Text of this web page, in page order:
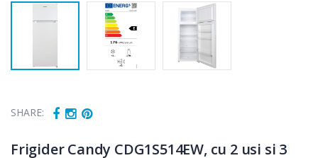
SHARE:
Frigider Candy CDG1S514EW, cu 2 usi si 3